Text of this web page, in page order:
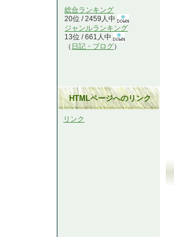
総合ランキング
20位 / 2459人中
ジャンルランキング
13位 / 661人中
（ 日記・ブログ）
HTMLページへのリンク
リンク